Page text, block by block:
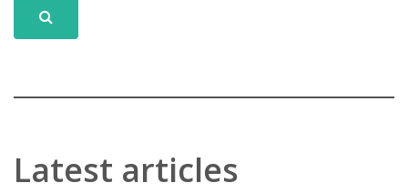
Latest articles